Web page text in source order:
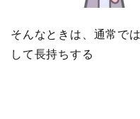
そんなときは、通常で
して長持ちする